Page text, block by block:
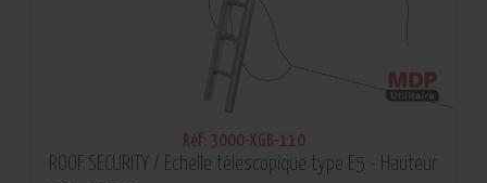
Réf: 3000-XGB-110
ROOF SECURITY / Echelle télescopique type E5 - Hauteur